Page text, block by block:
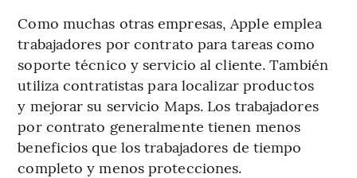
Como muchas otras empresas, Apple emplea
trabajadores por contrato para tareas como
soporte técnico y servicio al cliente. También
utiliza contratistas para localizar productos
y mejorar su servicio Maps. Los trabajadores
por contrato generalmente tienen menos
beneficios que los trabajadores de tiempo
completo y menos protecciones.